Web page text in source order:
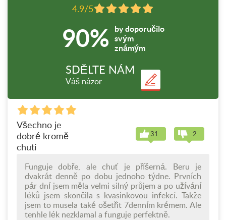
4.9/5
90%
by doporučilo
svým
známým
SDĚLTE NÁM
Váš názor
Všechno je
dobré kromě
chuti
31 2
Funguje dobře, ale chuť je příšerná. Beru je
dvakrát denně po dobu jednoho týdne. Prvních
pár dní jsem měla velmi silný průjem a po užívání
léků jsem skončila s kvasinkovou infekcí. Takže
jsem to musela také ošetřit 7denním krémem. Ale
tenhle lék nezklamal a funguje perfektně.